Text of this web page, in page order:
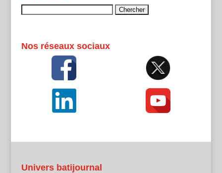
Nos réseaux sociaux
Univers batijournal